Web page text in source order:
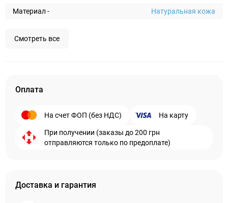
Материал -
Натуральная кожа
Смотреть все
Оплата
На счет ФОП (без НДС) На карту
При получении (заказы до 200 грн
отправляются только по предоплате)
Доставка и гарантия